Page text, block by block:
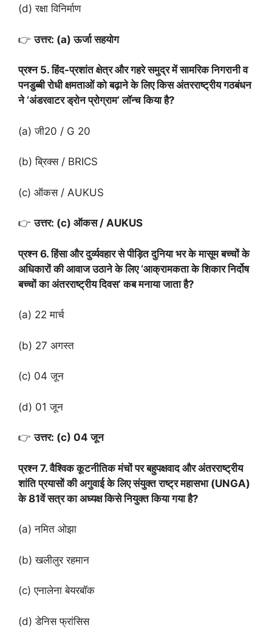
(d) रक्षा विनिर्माण
👉उत्तर: (a) ऊर्जा सहयोग
प्रश्न 5. हिंद-प्रशांत क्षेत्र और गहरे समुद्र में सामरिक निगरानी व
पनडुब्बी रोधी क्षमताओं को बढ़ाने के लिए किस अंतरराष्ट्रीय गठबंधन
ने ‘अंडरवाटर ड्रोन प्रोग्राम’ लॉन्च किया है?
(a) जी20 / G 20
(b) ब्रिक्स / BRICS
(c) ऑकस / AUKUS
👉उत्तर: (c) ऑकस / AUKUS
प्रश्न 6. हिंसा और दुर्व्यवहार से पीड़ित दुनिया भर के मासूम बच्चों के
अधिकारों की आवाज उठाने के लिए ‘आक्रामकता के शिकार निर्दोष
बच्चों का अंतरराष्ट्रीय दिवस’ कब मनाया जाता है?
(a) 22 मार्च
(b) 27 अगस्त
(c) 04 जून
(d) 01 जून
👉उत्तर: (c) 04 जून
प्रश्न 7. वैश्विक कूटनीतिक मंचों पर बहुपक्षवाद और अंतरराष्ट्रीय
शांति प्रयासों की अगुवाई के लिए संयुक्त राष्ट्र महासभा (UNGA)
के 81वें सत्र का अध्यक्ष किसे नियुक्त किया गया है?
(a) नमित ओझा
(b) खलीलुर रहमान
(c) एनालेना बेयरबॉक
(d) डेनिस फ्रांसिस